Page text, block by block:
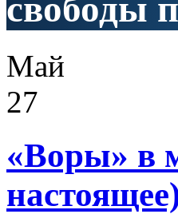
свободы
Май
27
«Воры» в